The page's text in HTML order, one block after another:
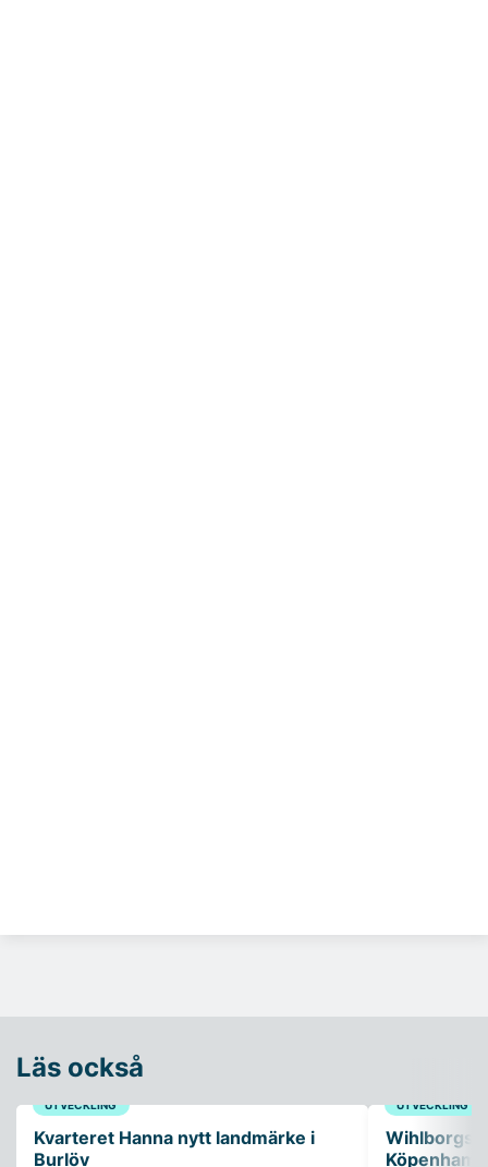
Läs också
UTVECKLING
Kvarteret Hanna nytt landmärke i
Burlöv
UTVECKLING
Wihlborgs
Köpenhamn